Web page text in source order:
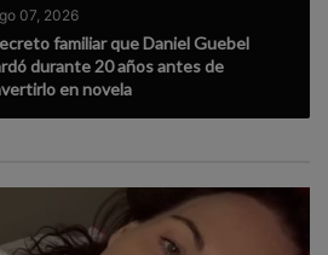
07, 2026
familiar que Daniel Guebel
durante 20 años antes de
en novela